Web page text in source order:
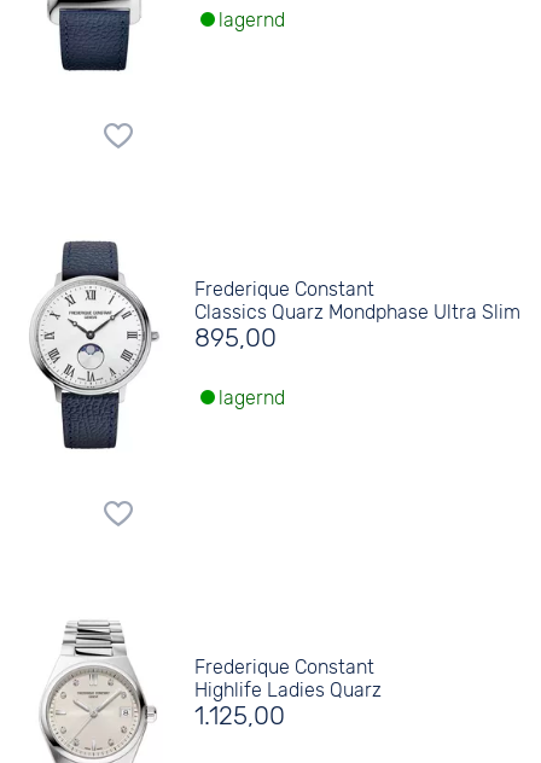
lagernd
Frederique Constant
Classics Quarz Mondphase Ultra Slim
895,00
lagernd
Frederique Constant
Highlife Ladies Quarz
1.125,00